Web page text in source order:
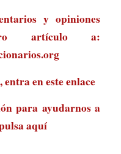
y opiniones
artículo a:
entra eneste enlace
para ayudarnos a
aquí